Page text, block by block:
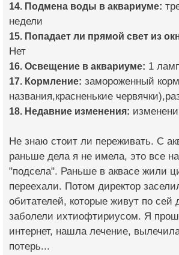
14. Подмена воды в аквариуме:
недели
15. Попадает ли прямой свет из
Нет
16. Освещение в аквариуме: 1
17. Кормление: замороженный
названия,красненькие
18. Недавние изменения:
Не знаю стоит ли переживать. С
раньше дела я не имела, это все
"подсела". Раньше в аквасе жили
переехали. Потом директор
обитателей, которые живут по сей
заболели ихтиофтириусом. Я
интернет, нашла лечение,
потерь...